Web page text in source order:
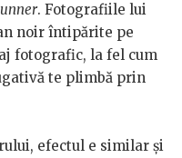
. Fotografiile lui
noir întipărite pe
fotografic, la fel cum
te plimbă prin
efectul e similar şi